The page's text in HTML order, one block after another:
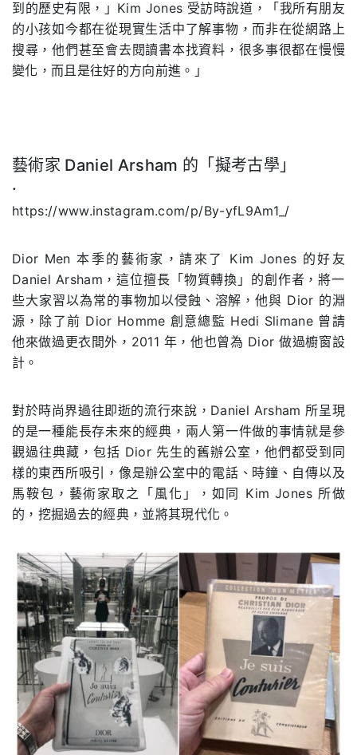
到的歷史有限，」 Kim Jones 受訪時說道，「我所有朋友
的小孩如今都在從現實生活中了解事物，而非在從網路上
搜尋，他們甚至會去閱讀書本找資料，很多事很都在慢慢
變化，而且是往好的方向前進。」
藝術家 Daniel Arsham 的「擬考古學」
.
https://www.instagram.com/p/By-yfL9Am1_/
Dior Men本季的藝術家，請來了 Kim Jones 的好友
Daniel Arsham ，這位擅長「物質轉換」的創作者，將一
些大家習以為常的事物加以侵蝕、溶解，他與 Dior 的淵
源，除了前 Dior Homme 創意總監 Hedi Slimane 曾請
他來做過更衣間外， 2011 年，他也曾為 Dior做過櫥窗設
計。
對於時尚界過往即逝的流行來說， Daniel Arsham 所呈現
的是一種能長存未來的經典，兩人第一件做的事情就是參
觀過往典藏，包括 Dior 先生的舊辦公室，他們都受到同
樣的東西所吸引， 像是辦公室中的電話、時鐘、 自傳以及
馬鞍包，藝術家取之「風化」，如同 Kim Jones 所做
的，挖掘過去的經典，並將其現代化。